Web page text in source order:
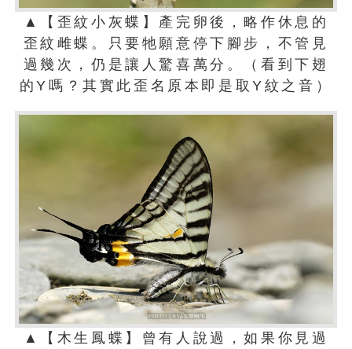
▲【歪紋小灰蝶】產完卵後，略作休息的
歪紋雌蝶。只要牠願意停下腳步，不管見
過幾次，仍是讓人驚喜萬分。（看到下翅
的Y嗎？其實此歪名原本即是取Y紋之音）
▲【木生鳳蝶】曾有人說過，如果你見過